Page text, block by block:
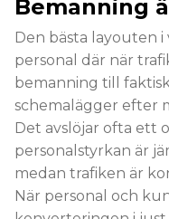
Bemanning
Den bästa layouten
personal där när
bemanning till
schemalägger efter
Det avslöjar ofta ett
personalstyrkan är
medan trafiken är
När personal och